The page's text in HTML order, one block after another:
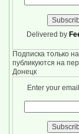
Delivered by
Подписка только
публикуются на
Донецк
Enter your